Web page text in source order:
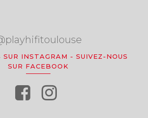
SUR INSTAGRAM - SUIVEZ-NOUS
SUR FACEBOOK